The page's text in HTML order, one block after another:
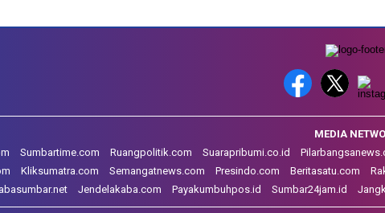
MEDIA
Sumbartime.com Ruangpolitik.com Suarapribumi.co.id
Kliksumatra.com Semangatnews.com Presindo.com Beritasatu.com
Jendelakaba.com Payakumbuhpos.id Sumbar24jam.id